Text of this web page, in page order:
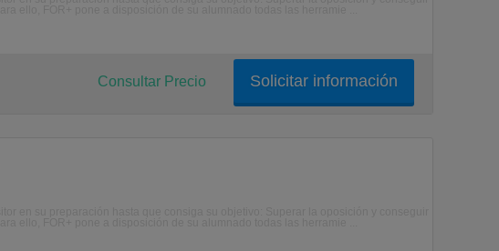
Solicitar información
Consultar Precio